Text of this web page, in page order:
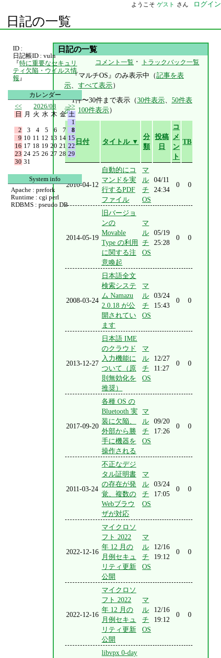
ようこそ ゲスト さん ログイン
日記の一覧
日記の一覧
コメント一覧 ・ トラックバック一覧
『マルチOS』のみ表示中（記事を表
示、すべて表示）
1件〜30件まで表示（30件表示、 50件表
示、 100件表示）
日付 タイトル ▼
分
類
投稿
日
コ
メ
ン
ト
TB
2010-04-12
自動的にコ
マンドを実
行するPDF
ファイル
マ
ル
チ
OS
04/11
24:34
0 0
2014-05-19
旧バージョ
ンの
Movable
Type の利用
に関する注
意喚起
マ
ル
チ
OS
05/19
25:28
0 0
2008-03-24
日本語全文
検索システ
ム Namazu
2.0.18 が公
開されてい
ます
マ
ル
チ
OS
03/24
15:43
0 0
2013-12-27
日本語 IME
のクラウド
入力機能に
ついて（原
則無効化を
推奨）
マ
ル
チ
OS
12/27
11:27
0 0
2017-09-20
各種 OS の
Bluetooth 実
装に欠陥、
外部から勝
手に機器を
操作される
マ
ル
チ
OS
09/20
17:26
0 0
2011-03-24
不正なデジ
タル証明書
の存在が発
覚、複数の
Webブラウ
ザが対応
マ
ル
チ
OS
03/24
17:05
0 0
2022-12-16
マイクロソ
フト 2022
年 12 月の
月例セキュ
リティ更新
公開
マ
ル
チ
OS
12/16
19:12
0 0
2022-12-16
マイクロソ
フト 2022
年 12 月の
月例セキュ
リティ更新
公開
マ
ル
チ
OS
12/16
19:12
0 0
libvpx 0-day
ID :
日記帳ID : vuln
『特に重要なセキュリ
ティ欠陥・ウイルス情
報 』
カレンダー
<<
2026/08
>>
日
月 火 水 木 金 土
1
2
3 4 5 6 7
8
9 10 11 12 13 14 15
16 17 18 19 20 21 22
23 24 25 26 27 28 29
30 31
System info
Apache : prefork
Runtime : cgi perl
RDBMS : pseudo DB